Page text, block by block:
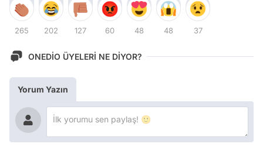
265 202 127 60 48 48 37
ONEDİO ÜYELERİ NE DİYOR?
Yorum Yazın